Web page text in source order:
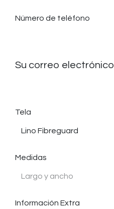
Número de teléfono
Su correo electrónico
Tela
Medidas
Información Extra